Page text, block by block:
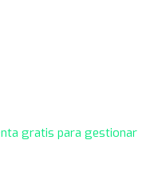
gratis para gestionar